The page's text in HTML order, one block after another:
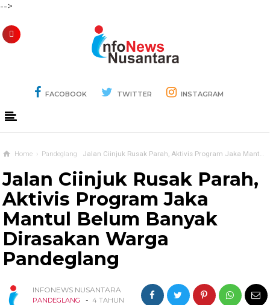
-->
FACOBOOK TWITTER INSTAGRAM
Home › Pandeglang Jalan Ciinjuk Rusak Parah, Aktivis Program Jaka Mantul Belum Banyak Dirasakan Warga Pandeglang
Jalan Ciinjuk Rusak Parah,
Aktivis Program Jaka
Mantul Belum Banyak
Dirasakan Warga
Pandeglang
INFONEWS NUSANTARA
PANDEGLANG - 4 TAHUN